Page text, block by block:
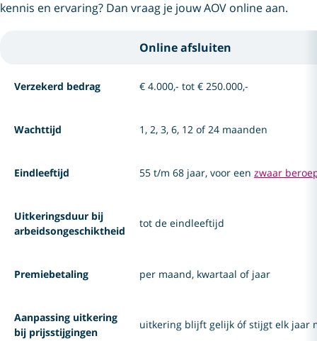
kennis en ervaring? Dan vraag je jouw AOV online aan.
Online afsluiten
Verzekerd bedrag € 4.000,- tot € 250.000,-
Wachttijd 1, 2, 3, 6, 12 of 24 maanden
Eindleeftijd 55 t/m 68 jaar, voor een zwaar
Uitkeringsduur bij
arbeidsongeschiktheid
tot de eindleeftijd
Premiebetaling per maand, kwartaal of jaar
Aanpassing uitkering
bij prijsstijgingen
uitkering blijft gelijk óf stijgt elk jaar